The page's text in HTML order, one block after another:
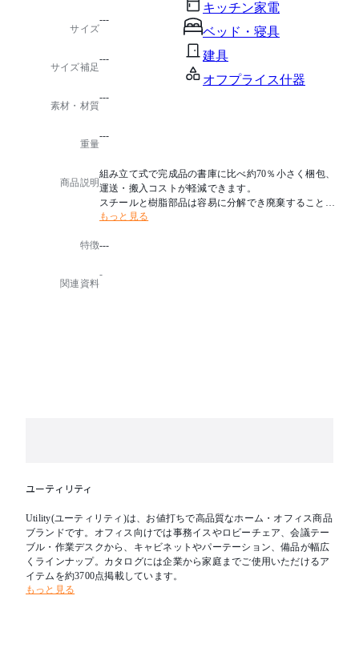
キッチン家電
ベッド・寝具
建具
オフプライス什器
サイズ
---
サイズ補足
---
素材・材質
---
重量
---
商品説明
組み立て式で完成品の書庫に比べ約70％小さく梱包、
運送・搬入コストが軽減できます。
スチールと樹脂部品は容易に分解でき廃棄することが
可能です。
もっと見る
特徴---
関連資料
-
ユーティリティ
Utility(ユーティリティ)は、お値打ちで高品質なホーム・オフィス商品
ブランドです。オフィス向けでは事務イスやロビーチェア、会議テー
ブル・作業デスクから、キャビネットやパーテーション、備品が幅広
くラインナップ。カタログには企業から家庭までご使用いただけるア
イテムを約3700点掲載しています。
もっと見る